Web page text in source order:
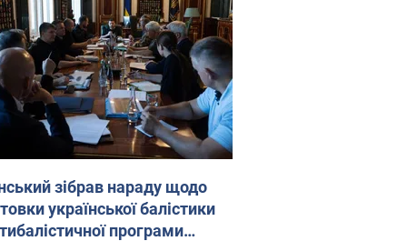
зібрав нараду щодо
української балістики